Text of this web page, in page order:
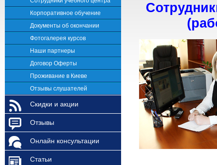
Корпоративное обучение
Документы об окончании
Фотогалерея курсов
Наши партнеры
Договор Оферты
Проживание в Киеве
Отзывы слушателей
Скидки и акции
Отзывы
Онлайн консультации
Статьи